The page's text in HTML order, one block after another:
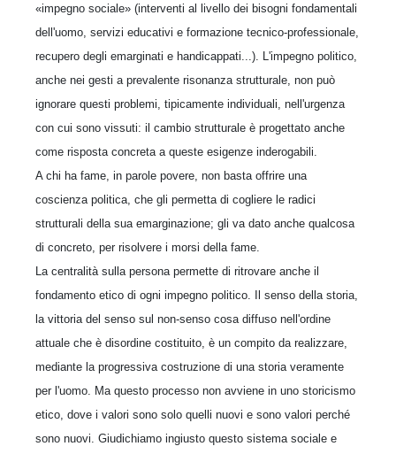
«impegno sociale» (interventi al livello dei bisogni fondamentali
dell'uomo, servizi educativi e formazione tecnico-professionale,
recupero degli emarginati e handicappati...). L'impegno politico,
anche nei gesti a prevalente risonanza strutturale, non può
ignorare questi problemi, tipicamente individuali, nell'urgenza
con cui sono vissuti: il cambio strutturale è progettato anche
come risposta concreta a queste esigenze inderogabili.
A chi ha fame, in parole povere, non basta offrire una
coscienza politica, che gli permetta di cogliere le radici
strutturali della sua emarginazione; gli va dato anche qualcosa
di concreto, per risolvere i morsi della fame.
La centralità sulla persona permette di ritrovare anche il
fondamento etico di ogni impegno politico. Il senso della storia,
la vittoria del senso sul non-senso cosa diffuso nell'ordine
attuale che è disordine costituito, è un compito da realizzare,
mediante la progressiva costruzione di una storia veramente
per l'uomo. Ma questo processo non avviene in uno storicismo
etico, dove i valori sono solo quelli nuovi e sono valori perché
sono nuovi. Giudichiamo ingiusto questo sistema sociale e